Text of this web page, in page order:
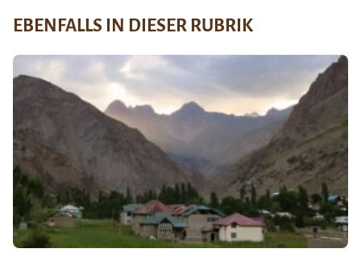
EBENFALLS IN DIESER RUBRIK